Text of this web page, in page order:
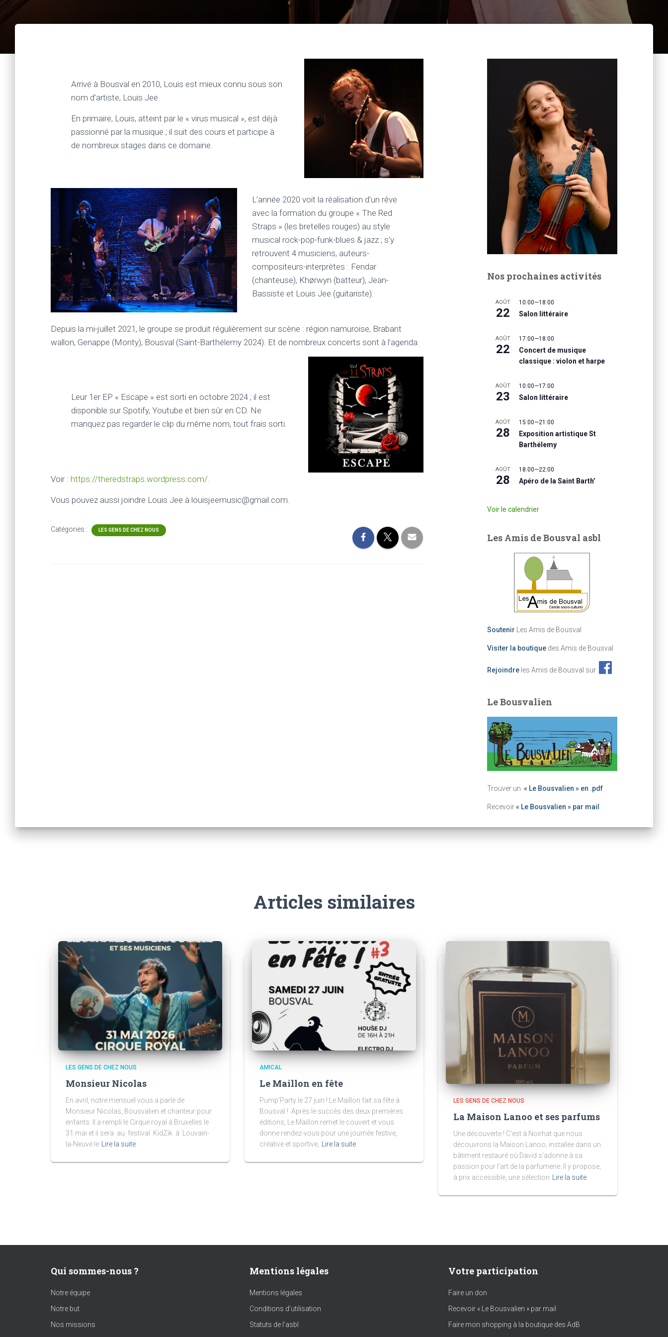
Arrivé à Bousval en 2010, Louis est mieux connu sous son
nom d’artiste, Louis Jee.
En primaire, Louis, atteint par le « virus musical », est déjà
passionné par la musique ; il suit des cours et participe à
de nombreux stages dans ce domaine.
L’année 2020 voit la réalisation d’un rêve
avec la formation du groupe « The Red
Straps » (les bretelles rouges) au style
musical rock-pop-funk-blues & jazz ; s’y
retrouvent 4 musiciens, auteurs-
compositeurs-interprètes : Fendar
(chanteuse), Khørwyn (batteur), Jean-
Bassiste et Louis Jee (guitariste).
Depuis la mi-juillet 2021, le groupe se produit régulièrement sur scène : région namuroise, Brabant
wallon, Genappe (Monty), Bousval (Saint-Barthélemy 2024). Et de nombreux concerts sont à l’agenda.
Leur 1er EP « Escape » est sorti en octobre 2024 ; il est
disponible sur Spotify, Youtube et bien sûr en CD. Ne
manquez pas regarder le clip du même nom, tout frais sorti.
Voir : https://theredstraps.wordpress.com/
Vous pouvez aussi joindre Louis Jee à louisjeemusic@gmail.com.
Catégories : LES GENS DE CHEZ NOUS
Nos prochaines activités
AOÛT
22
10:00—18:00
Salon littéraire
AOÛT
22
17:00—18:00
Concert de musique
classique : violon et harpe
AOÛT
23
10:00—17:00
Salon littéraire
AOÛT
28
15:00—21:00
Exposition artistique St
Barthélemy
AOÛT
28
18:00—22:00
Apéro de la Saint Barth’
Voir le calendrier
Les Amis de Bousval asbl
Soutenir Les Amis de Bousval
Visiter la boutiquedes Amis de Bousval
Rejoindreles Amis de Bousval sur
Le Bousvalien
Trouver un « Le Bousvalien » en .pdf
Recevoir« Le Bousvalien » par mail
Articles similaires
LES GENS DE CHEZ NOUS
Monsieur Nicolas
En avril, notre mensuel vous a parlé de
Monsieur Nicolas, Bousvalien et chanteur pour
enfants. Il a rempli le Cirque royal à Bruxelles le
31 mai et il sera au festival KidZik à Louvain-
la-Neuve le
Lire la suite
AMICAL
Le Maillon en fête
Pump’Party le 27 juin ! Le Maillon fait sa fête à
Bousval ! Après le succès des deux premières
éditions, Le Maillon remet le couvert et vous
donne rendez-vous pour une journée festive,
créative et sportive,
Lire la suite
LES GENS DE CHEZ NOUS
La Maison Lanoo et ses parfums
Une découverte ! C’est à Noirhat que nous
découvrons la Maison Lanoo, installée dans un
bâtiment restauré où David s’adonne à sa
passion pour l’art de la parfumerie. Il y propose,
à prix accessible, une sélection
Lire la suite
Qui sommes-nous ?
Notre équipe
Notre but
Nos missions
Mentions légales
Mentions légales
Conditions d’utilisation
Statuts de l’asbl
Votre participation
Faire un don
Recevoir « Le Bousvalien » par mail
Faire mon shopping à la boutique des AdB